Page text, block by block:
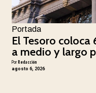
Portada
El Tesoro
a medio y largo
PorRedacción
agosto 6, 2026